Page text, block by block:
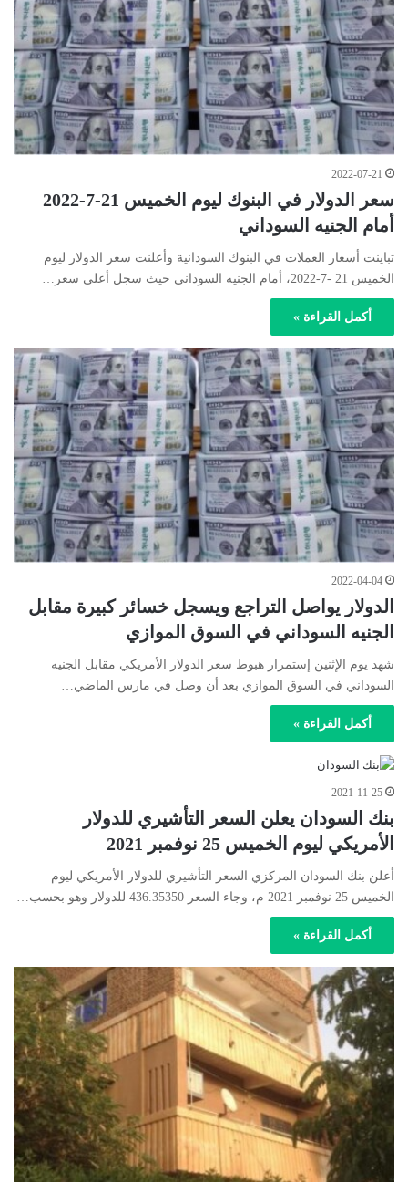
2022-07-21
سعر الدولار في البنوك ليوم الخميس 21-7-2022
أمام الجنيه السوداني
تباينت أسعار العملات في البنوك السودانية وأعلنت سعر الدولار ليوم
الخميس 21 -7-2022، أمام الجنيه السوداني حيث سجل أعلى سعر…
أكمل القراءة »
2022-04-04
الدولار يواصل التراجع ويسجل خسائر كبيرة مقابل
الجنيه السوداني في السوق الموازي
شهد يوم الإثنين إستمرار هبوط سعر الدولار الأمريكي مقابل الجنيه
السوداني في السوق الموازي بعد أن وصل في مارس الماضي…
أكمل القراءة »
2021-11-25
بنك السودان يعلن السعر التأشيري للدولار
الأمريكي ليوم الخميس 25 نوفمبر 2021
أعلن بنك السودان المركزي السعر التأشيري للدولار الأمريكي ليوم
الخميس 25 نوفمبر 2021 م، وجاء السعر 436.35350 للدولار وهو بحسب…
أكمل القراءة »